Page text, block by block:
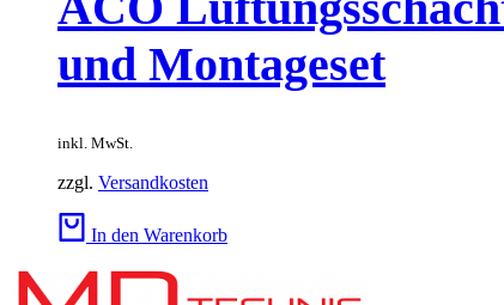
und Montageset
inkl. MwSt.
zzgl. Versandkosten
In den Warenkorb